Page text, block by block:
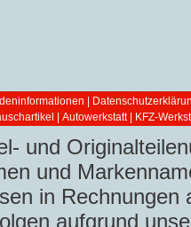
Autowerkstatt | KFZ-
und
und
in
aufgrund